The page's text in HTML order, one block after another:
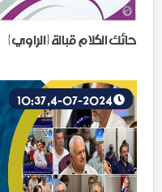
حائك الكلام قبالة {الراوي}